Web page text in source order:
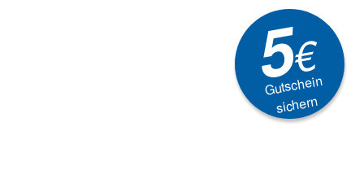
5€
Gutschein
sichern